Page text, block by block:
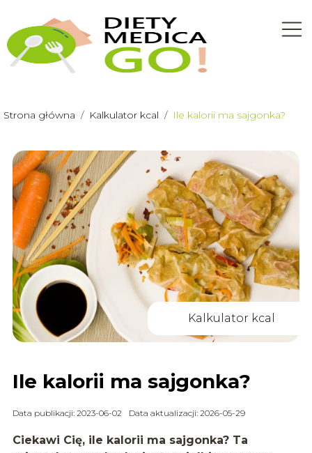
Strona główna / Kalkulator kcal / Ile kalorii ma sajgonka?
Kalkulator kcal
Ile kalorii ma sajgonka?
Data publikacji: 2023-06-02 Data aktualizacji: 2026-05-29
Ciekawi Cię, ile kalorii ma sajgonka? Ta